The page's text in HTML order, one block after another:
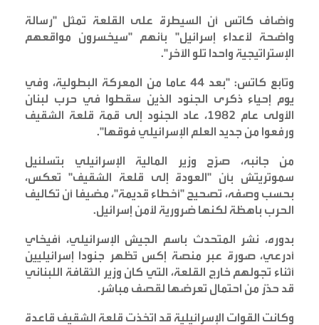
وأضاف كاتس أن السيطرة على القلعة تمثل "رسالة
واضحة لأعداء إسرائيل" بأنهم "سيخسرون مواقعهم
الإستراتيجية واحدا تلو الآخر".
وتابع كاتس: "بعد 44 عاما من المعركة البطولية، وفي
يوم إحياء ذكرى الجنود الذين سقطوا في حرب لبنان
الأولى عام 1982، عاد الجنود إلى قمة قلعة الشقيف
ورفعوا من جديد العلم الإسرائيلي فوقها".
من جانبه، صرّح وزير المالية الإسرائيلي بتسلئيل
سموتريتش بأن "العودة إلى قلعة الشقيف" تعكس،
بحسب وصفه، تصحيح "أخطاء قديمة"، مضيفا أن تكاليف
الحرب باهظة لكنها ضرورية لأمن إسرائيل.
بدوره، نشر المتحدث باسم الجيش الإسرائيلي، أفيخاي
أدرعي، صورة عبر منصة إكس تُظهر جنودا إسرائيليين
أثناء تجولهم خارج القلعة، التي كان وزير الثقافة اللبناني
قد حذّر من احتمال تعرضها لقصف مباشر.
وكانت القوات الإسرائيلية قد اتخذت قلعة الشقيف قاعدة